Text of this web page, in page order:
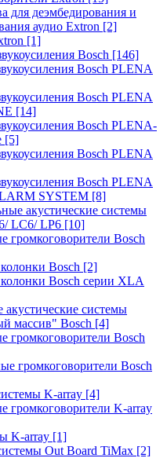
для деэмбедирования и
аудио Extron [2]
[1]
Bosch [146]
Bosch PLENA
Bosch PLENA
[14]
Bosch PLENA-
[5]
Bosch PLENA
Bosch PLENA
SYSTEM [8]
акустические системы
LC6/ LP6 [10]
громкоговорители Bosch
Bosch [2]
Bosch серии XLA
системы
массив" Bosch [4]
громкоговорители Bosch
громкоговорители Bosch
K-array [4]
громкоговорители K-array
K-array [1]
Out Board TiMax [2]